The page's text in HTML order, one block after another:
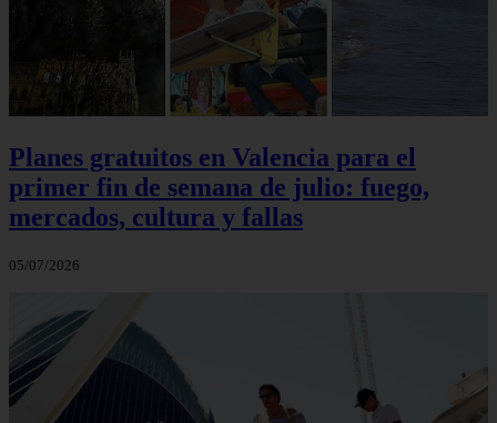
Planes gratuitos en Valencia para el
primer fin de semana de julio: fuego,
mercados, cultura y fallas
05/07/2026